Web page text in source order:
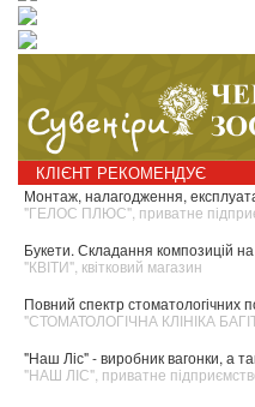
КЛІЄНТ РЕКОМЕНДУЄ
Монтаж, налагодження,
"ГЕЛОС ПЛЮС", приватне
Букети. Складання композицій
"КВІТИ", квітковий магазин
Повний спектр стоматологічних
"СТОМАТОЛОГІЧНА КЛІНІКА
"Наш Ліс" - виробник вагонки, а
"НАШ ЛІС", приватне